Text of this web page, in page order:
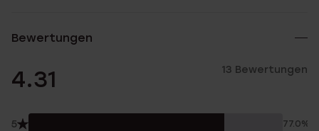
Bewertungen
4.31 13 Bewertungen
5 77.0%